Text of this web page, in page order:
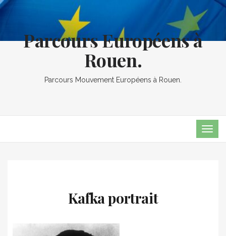
Parcours Européens à
Rouen.
Parcours Mouvement Européens à Rouen.
Kafka portrait